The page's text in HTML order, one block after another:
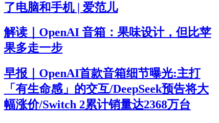
了电脑和手机 | 爱范儿
解读｜OpenAI 音箱：果味设计，但比苹
果多走一步
早报｜OpenAI首款音箱细节曝光:主打
「有生命感」的交互/DeepSeek预告将大
幅涨价/Switch 2累计销量达2368万台